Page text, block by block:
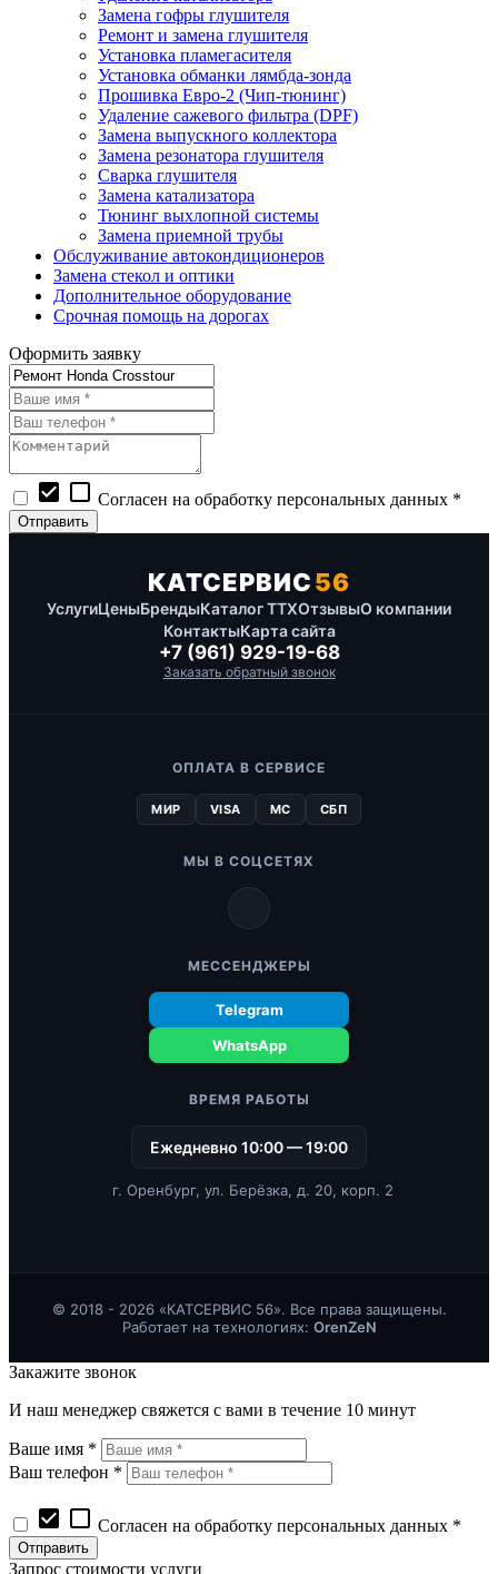
Замена гофры глушителя
Ремонт и замена глушителя
Установка пламегасителя
Установка обманки лямбда-зонда
Прошивка Евро-2 (Чип-тюнинг)
Удаление сажевого фильтра (DPF)
Замена выпускного коллектора
Замена резонатора глушителя
Сварка глушителя
Замена катализатора
Тюнинг выхлопной системы
Замена приемной трубы
Обслуживание автокондиционеров
Замена стекол и оптики
Дополнительное оборудование
Срочная помощь на дорогах
Оформить заявку
check_box check_box_outline_blank Согласен на обработку персональных данных *
КАТСЕРВИС56
УслугиЦеныБрендыКаталог ТТХОтзывыО компании
КонтактыКарта сайта
+7 (961) 929-19-68
Заказать обратный звонок
ОПЛАТА В СЕРВИСЕ
МИР VISA MC СБП
МЫ В СОЦСЕТЯХ
МЕССЕНДЖЕРЫ
Telegram
WhatsApp
ВРЕМЯ РАБОТЫ
Ежедневно 10:00 — 19:00
г. Оренбург, ул. Берёзка, д. 20, корп. 2
© 2018 - 2026 «КАТСЕРВИС 56». Все права защищены.
Работает на технологиях: OrenZeN
Закажите звонок
И наш менеджер свяжется с вами в течение 10 минут
Ваше имя *
Ваш телефон *
check_box check_box_outline_blank Согласен на обработку персональных данных *
Запрос стоимости услуги